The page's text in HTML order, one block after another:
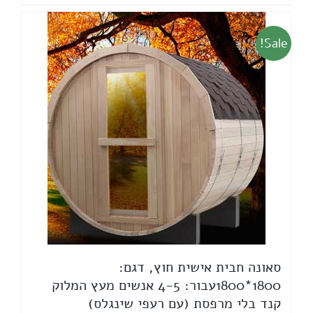
Sale!
סאונה חבית אישית חוץ, דגם:
1800*1800עבור: 4-5 אנשים מעץ המלוק
קנד בלי מרפסת (עם רעפי שינגלס)